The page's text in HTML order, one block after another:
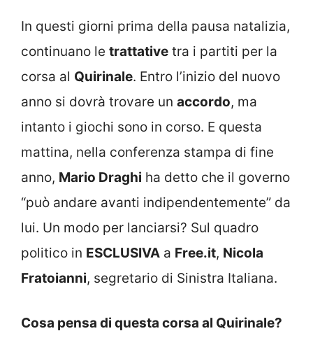
In questi giorni prima della pausa natalizia,
continuano le trattative tra i partiti per la
corsa al Quirinale. Entro l’inizio del nuovo
anno si dovrà trovare un accordo, ma
intanto i giochi sono in corso. E questa
mattina, nella conferenza stampa di fine
anno, Mario Draghi ha detto che il governo
“può andare avanti indipendentemente” da
lui. Un modo per lanciarsi? Sul quadro
politico in ESCLUSIVA a Free.it, Nicola
Fratoianni, segretario di Sinistra Italiana.
Cosa pensa di questa corsa al Quirinale?